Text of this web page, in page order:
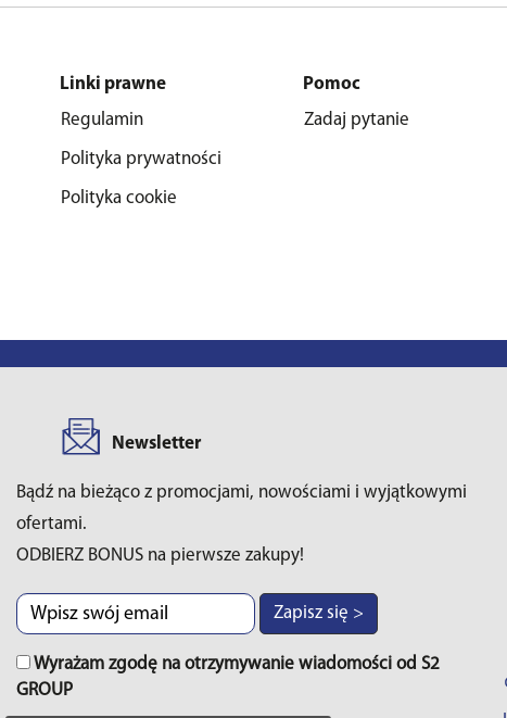
Linki prawne
Regulamin
Polityka prywatności
Polityka cookie
Pomoc
Zadaj pytanie
Newsletter
Bądź na bieżąco z promocjami, nowościami i wyjątkowymi
ofertami.
ODBIERZ BONUS na pierwsze zakupy!
Zapisz się >
Wyrażam zgodę na otrzymywanie wiadomości od S2
GROUP